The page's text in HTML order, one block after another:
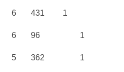
6 431 1
6 96 1
5 362 1